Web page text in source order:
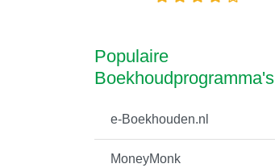
Populaire
Boekhoudprogramma's
e-Boekhouden.nl
MoneyMonk